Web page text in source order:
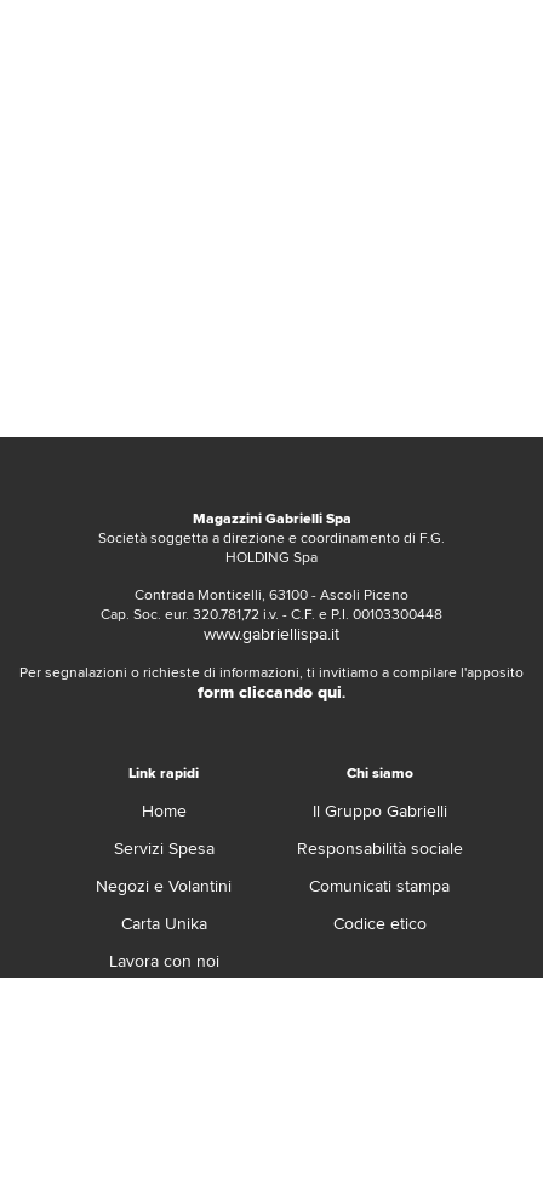
Magazzini Gabrielli Spa
Società soggetta a direzione e coordinamento di F.G.
HOLDING Spa
Contrada Monticelli, 63100 - Ascoli Piceno
Cap. Soc. eur. 320.781,72 i.v. - C.F. e P.I. 00103300448
www.gabriellispa.it
Per segnalazioni o richieste di informazioni, ti invitiamo a compilare l'apposito
form cliccando qui.
Link rapidi
Home
Servizi Spesa
Negozi e Volantini
Carta Unika
Lavora con noi
Chi siamo
Il Gruppo Gabrielli
Responsabilità sociale
Comunicati stampa
Codice etico